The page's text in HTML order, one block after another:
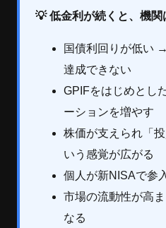
💡 低金利が続くと、機
国債利回りが低い
達成できない
GPIFをはじめとし
ーションを増やす
株価が支えられ「
いう感覚が広がる
個人が新NISAで参
市場の流動性が高
なる